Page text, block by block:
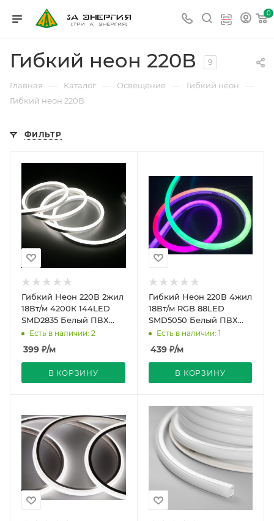
0
Гибкий неон 220В 9
Главная — Каталог — Освещение — Гибкий неон —
Гибкий неон 220В
ФИЛЬТР
Гибкий Неон 220В 2жил
18Вт/м 4200К 144LED
SMD2835 Белый ПВХ
16х16 IP65 50м REDIGLE
Есть в наличии: 2
399 ₽/м
В КОРЗИНУ
Гибкий Неон 220В 4жил
18Вт/м RGB 88LED
SMD5050 Белый ПВХ
16х16 IP65 50м REDIGLE
Есть в наличии: 1
439₽/м
В КОРЗИНУ